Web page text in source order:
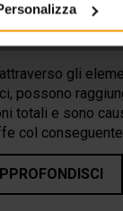
TERMICI
gli
possono
totali e sono
col
parti costruttive.